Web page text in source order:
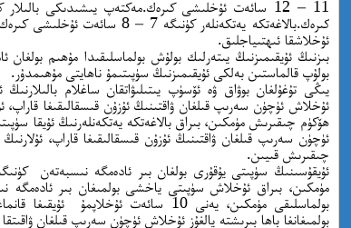
ئۇخلاشقا ئىھتىياجلىق.
بىزنىڭ ئۇيقىمىزنىڭ يىتەرلىك بولۇش بولماسلىقىدا مۇھىم
بولۇپ قالماستىن بەلكى ئۇيقىمىزنىڭ سۈپىتىمۇ ناھايتى مۇھىمدۇر.
يىڭى تۇغۇلغان بوۋاق ۋە ئۆسۈپ يىتىلىۋاتقان ساغلام
ئۇخلاش ئۈچۈن سەرىپ قىلغان ۋاقتىنىڭ ئۇزۇن قىسقالىقىغا قاراپ،
ھۆكۈم چىقىرىش مۈمكىن، بىراق بالاغەتكە يەتكەنلەرنىڭ ئۇيقا
ئۈچۈن سەرىپ قىلغان ۋاقتىنىڭ ئۇزۇن قىسقالىقىغا قاراپ، ئۇلارنىڭ
چىقىرىش قىيىن.
بولماسلىقى مۈمكىن، يەنى 10 سائەت
بولمىغانغا باھا بىرىشتە يالغۇز ئۇخلاش ئۈچۈن سەرىپ قىلغان